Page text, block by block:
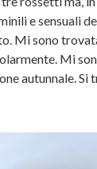
e sensuali
Mi sono
Mi
autunnale.